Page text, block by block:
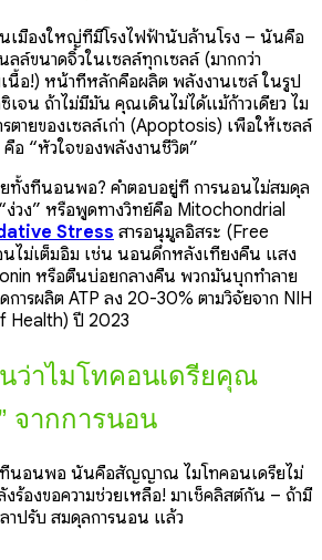
เมืองใหญ่ที่มีโรงไฟฟ้านับล้านโรง – นั่นคือ
ลล์ขนาดจิ๋วในเซลล์ทุกเซลล์ (มากกว่า
นื้อ!) หน้าที่หลักคือผลิต พลังงานเซล์ ในรูป
เจน ถ้าไม่มีมัน คุณเดินไม่ได้แม้ก้าวเดียว ไม
ตายของเซลล์เก่า (Apoptosis) เพื่อให้เซลล์
อ “หัวใจของพลังงานชีวิต”
ทั้งที่นอนพอ? คำตอบอยู่ที่ การนอนไม่สมดุล
ง่วง” หรือพูดทางวิทย์คือ Mitochondrial
Stress สารอนุมูลอิสระ (Free
ไม่เต็มอิ่ม เช่น นอนดึกหลังเที่ยงคืน แสง
หรือตื่นบ่อยกลางคืน พวกมันบุกทำลาย
การผลิต ATP ลง 20-30% ตามวิจัยจาก NIH
Health) ปี 2023
ว่าไมโทคอนเดรียคุณ
จากการนอน
นอนพอ นั่นคือสัญญาณ ไมโทคอนเดรียไม่
ร้องขอความช่วยเหลือ! มาเช็คลิสต์กัน – ถ้ามี
าปรับ สมดุลการนอน แล้ว